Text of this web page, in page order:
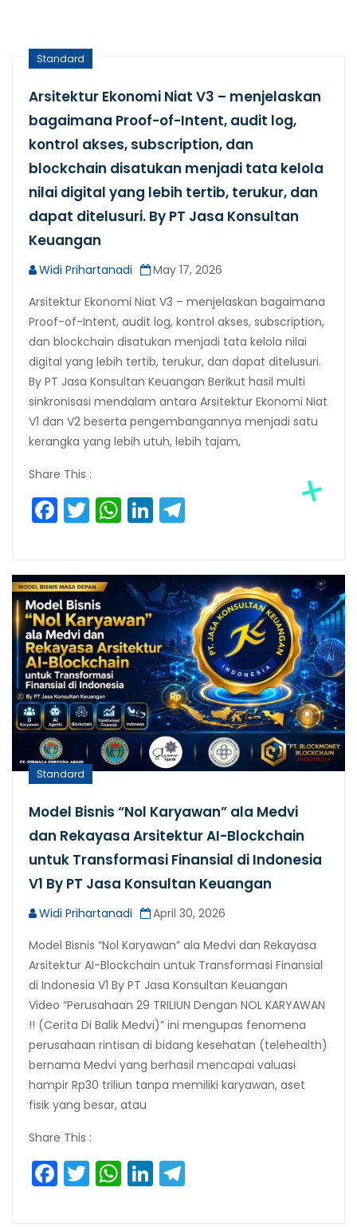
Standard
Arsitektur Ekonomi Niat V3 – menjelaskan
bagaimana Proof-of-Intent, audit log,
kontrol akses, subscription, dan
blockchain disatukan menjadi tata kelola
nilai digital yang lebih tertib, terukur, dan
dapat ditelusuri. By PT Jasa Konsultan
Keuangan
Widi Prihartanadi
May 17, 2026
Arsitektur Ekonomi Niat V3 – menjelaskan bagaimana
Proof-of-Intent, audit log, kontrol akses, subscription,
dan blockchain disatukan menjadi tata kelola nilai
digital yang lebih tertib, terukur, dan dapat ditelusuri.
By PT Jasa Konsultan Keuangan Berikut hasil multi
sinkronisasi mendalam antara Arsitektur Ekonomi Niat
V1 dan V2 beserta pengembangannya menjadi satu
kerangka yang lebih utuh, lebih tajam,
Share This :
Facebook
Twitter
WhatsApp
LinkedIn
Standard
Model Bisnis “Nol Karyawan” ala Medvi
dan Rekayasa Arsitektur AI-Blockchain
untuk Transformasi Finansial di Indonesia
V1 By PT Jasa Konsultan Keuangan
Widi Prihartanadi
April 30, 2026
Model Bisnis “Nol Karyawan” ala Medvi dan Rekayasa
Arsitektur AI-Blockchain untuk Transformasi Finansial
di Indonesia V1 By PT Jasa Konsultan Keuangan
Video “Perusahaan 29 TRILIUN Dengan NOL KARYAWAN
!! (Cerita Di Balik Medvi)” ini mengupas fenomena
perusahaan rintisan di bidang kesehatan (telehealth)
bernama Medvi yang berhasil mencapai valuasi
hampir Rp30 triliun tanpa memiliki karyawan, aset
fisik yang besar, atau
Share This :
Facebook
Twitter
WhatsApp
LinkedIn